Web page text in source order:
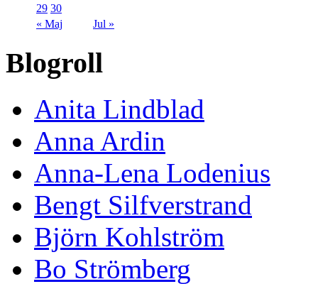
« Maj Jul »
29 30
Blogroll
Anita Lindblad
Anna Ardin
Anna-Lena Lodenius
Bengt Silfverstrand
Björn Kohlström
Bo Strömberg